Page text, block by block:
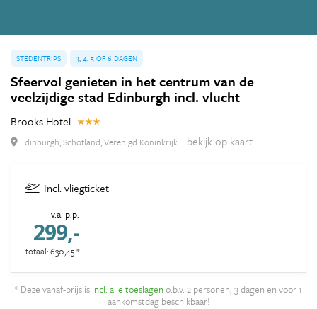
STEDENTRIPS 3, 4, 5 OF 6 DAGEN
Sfeervol genieten in het centrum van de
veelzijdige stad Edinburgh incl. vlucht
Brooks Hotel
Edinburgh, Schotland, Verenigd Koninkrijk bekijk op kaart
Incl. vliegticket
v.a. p.p.
299,-
totaal: 630,45 *
* Deze vanaf-prijs is incl. alle toeslagen o.b.v. 2 personen, 3 dagen en voor 1
aankomstdag beschikbaar!